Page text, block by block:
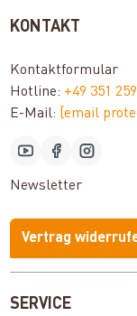
SERVICE
KONTAKT
Kontaktformular
Hotline: +49 351
E-Mail:
[email
Newsletter
Vertrag